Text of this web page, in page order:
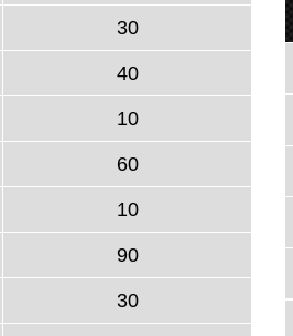
30
40
10
60
10
90
30